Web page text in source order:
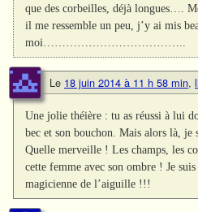
que des corbeilles, déjà longues….
il me ressemble un peu, j’y ai mis
moi………………………………..
Le 18 juin 2014 à 11 h 58 min,
Une jolie théière : tu as réussi à lui
bec et son bouchon. Mais alors là, je
Quelle merveille ! Les champs, les
cette femme avec son ombre ! Je
magicienne de l’aiguille !!!